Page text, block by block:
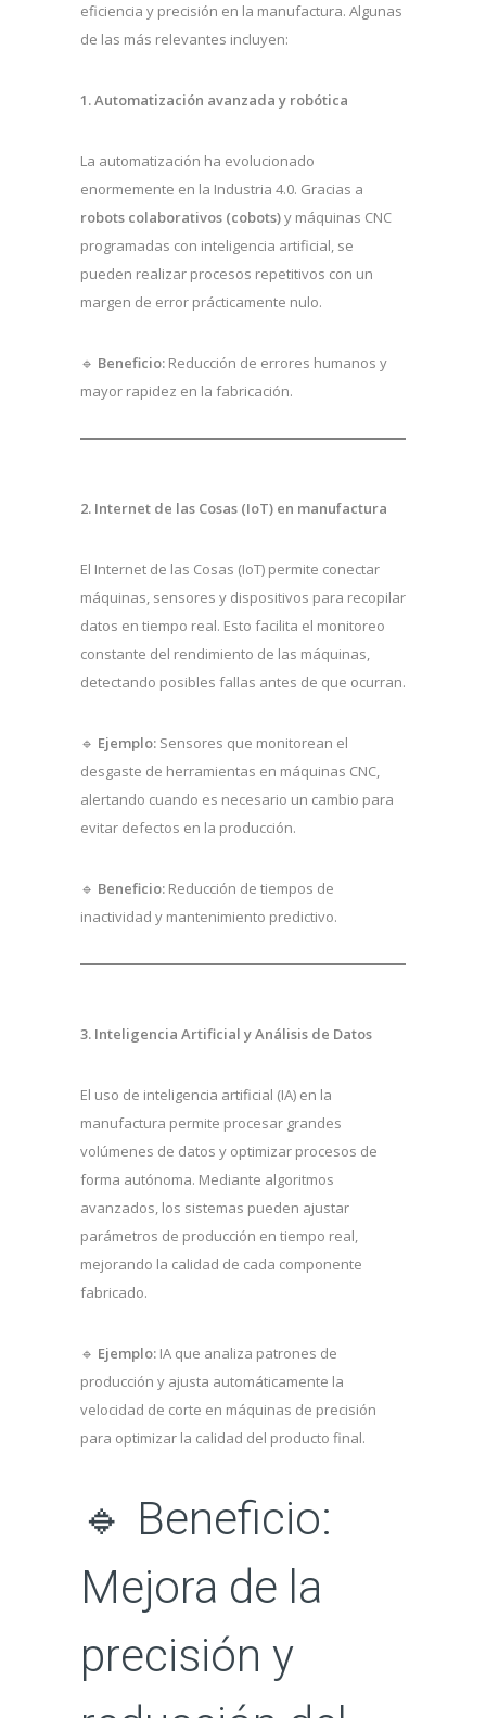
eficiencia y precisión en la manufactura. Algunas
de las más relevantes incluyen:
1. Automatización avanzada y robótica
La automatización ha evolucionado
enormemente en la Industria 4.0. Gracias a
robots colaborativos (cobots)y máquinas CNC
programadas con inteligencia artificial, se
pueden realizar procesos repetitivos con un
margen de error prácticamente nulo.
🔹 Beneficio: Reducción de errores humanos y
mayor rapidez en la fabricación.
2. Internet de las Cosas (IoT) en manufactura
El Internet de las Cosas (IoT) permite conectar
máquinas, sensores y dispositivos para recopilar
datos en tiempo real. Esto facilita el monitoreo
constante del rendimiento de las máquinas,
detectando posibles fallas antes de que ocurran.
🔹 Ejemplo: Sensores que monitorean el
desgaste de herramientas en máquinas CNC,
alertando cuando es necesario un cambio para
evitar defectos en la producción.
🔹 Beneficio: Reducción de tiempos de
inactividad y mantenimiento predictivo.
3. Inteligencia Artificial y Análisis de Datos
El uso de inteligencia artificial (IA) en la
manufactura permite procesar grandes
volúmenes de datos y optimizar procesos de
forma autónoma. Mediante algoritmos
avanzados, los sistemas pueden ajustar
parámetros de producción en tiempo real,
mejorando la calidad de cada componente
fabricado.
🔹 Ejemplo: IA que analiza patrones de
producción y ajusta automáticamente la
velocidad de corte en máquinas de precisión
para optimizar la calidad del producto final.
🔹 Beneficio:
Mejora de la
precisión y